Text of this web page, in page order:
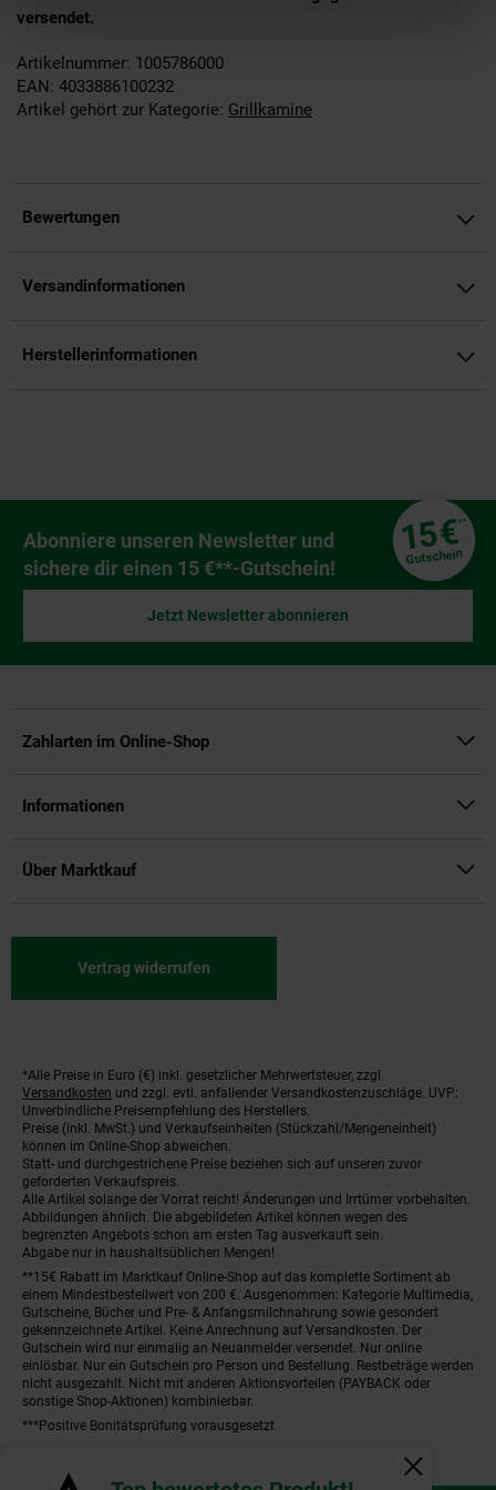
Fenster
versendet.
Artikelnummer: 1005786000
EAN: 4033886100232
Artikel gehört zur Kategorie: Grillkamine
Bewertungen
Versandinformationen
Herstellerinformationen
Newsletter Anmeldung
Abonniere unseren Newsletter und
sichere dir einen 15 €**-Gutschein!
15€**
Gutschein
Jetzt Newsletter abonnieren
Zahlarten im Online-Shop
Informationen
Über Marktkauf
Vertrag widerrufen
Fußnoten
*Alle Preise in Euro (€) inkl. gesetzlicher Mehrwertsteuer, zzgl.
Versandkosten und zzgl. evtl. anfallender Versandkostenzuschläge. UVP:
Unverbindliche Preisempfehlung des Herstellers.
Preise (inkl. MwSt.) und Verkaufseinheiten (Stückzahl/Mengeneinheit)
können im Online-Shop abweichen.
Statt- und durchgestrichene Preise beziehen sich auf unseren zuvor
geforderten Verkaufspreis.
Alle Artikel solange der Vorrat reicht! Änderungen und Irrtümer vorbehalten.
Abbildungen ähnlich. Die abgebildeten Artikel können wegen des
begrenzten Angebots schon am ersten Tag ausverkauft sein.
Abgabe nur in haushaltsüblichen Mengen!
**15€ Rabatt im Marktkauf Online-Shop auf das komplette Sortiment ab
einem Mindestbestellwert von 200 €. Ausgenommen: Kategorie Multimedia,
Gutscheine, Bücher und Pre- & Anfangsmilchnahrung sowie gesondert
gekennzeichnete Artikel. Keine Anrechnung auf Versandkosten. Der
Gutschein wird nur einmalig an Neuanmelder versendet. Nur online
einlösbar. Nur ein Gutschein pro Person und Bestellung. Restbeträge werden
nicht ausgezahlt. Nicht mit anderen Aktionsvorteilen (PAYBACK oder
sonstige Shop-Aktionen) kombinierbar.
***Positive Bonitätsprüfung vorausgesetzt